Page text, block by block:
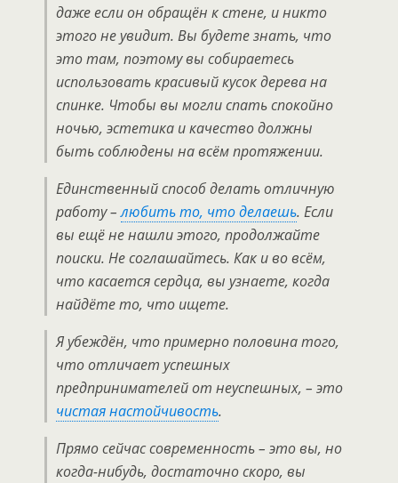
даже если он обращён к стене, и никто
этого не увидит. Вы будете знать, что
это там, поэтому вы собираетесь
использовать красивый кусок дерева на
спинке. Чтобы вы могли спать спокойно
ночью, эстетика и качество должны
быть соблюдены на всём протяжении.
Единственный способ делать отличную
работу –любить то, что делаешь. Если
вы ещё не нашли этого, продолжайте
поиски. Не соглашайтесь. Как и во всём,
что касается сердца, вы узнаете, когда
найдёте то, что ищете.
Я убеждён, что примерно половина того,
что отличает успешных
предпринимателей от неуспешных, – это
чистая настойчивость.
Прямо сейчас современность – это вы, но
когда-нибудь, достаточно скоро, вы